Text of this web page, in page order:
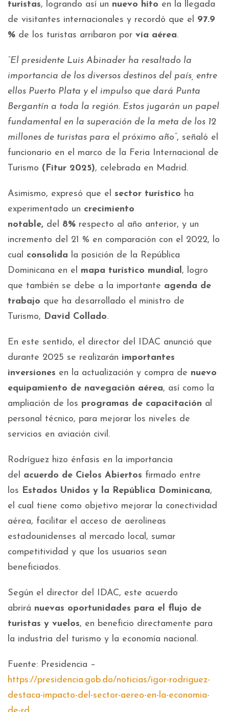
turistas, logrando así un nuevo hito en la llegada
de visitantes internacionales y recordó que el 97.9
% de los turistas arribaron por vía aérea.
“El presidente Luis Abinader ha resaltado la
importancia de los diversos destinos del país, entre
ellos Puerto Plata y el impulso que dará Punta
Bergantín a toda la región. Estos jugarán un papel
fundamental en la superación de la meta de los 12
millones de turistas para el próximo año”, señaló el
funcionario en el marco de la Feria Internacional de
Turismo (Fitur 2025), celebrada en Madrid.
Asimismo, expresó que el sector turístico ha
experimentado un crecimiento
notable, del 8% respecto al año anterior, y un
incremento del 21 % en comparación con el 2022, lo
cual consolida la posición de la República
Dominicana en el mapa turístico mundial, logro
que también se debe a la importante agenda de
trabajo que ha desarrollado el ministro de
Turismo, David Collado.
En este sentido, el director del IDAC anunció que
durante 2025 se realizarán importantes
inversiones en la actualización y compra de nuevo
equipamiento de navegación aérea, así como la
ampliación de los programas de capacitación al
personal técnico, para mejorar los niveles de
servicios en aviación civil.
Rodríguez hizo énfasis en la importancia
del acuerdo de Cielos Abiertos firmado entre
los Estados Unidos y la República Dominicana,
el cual tiene como objetivo mejorar la conectividad
aérea, facilitar el acceso de aerolíneas
estadounidenses al mercado local, sumar
competitividad y que los usuarios sean
beneficiados.
Según el director del IDAC, este acuerdo
abrirá nuevas oportunidades para el flujo de
turistas y vuelos, en beneficio directamente para
la industria del turismo y la economía nacional.
Fuente: Presidencia –
https://presidencia.gob.do/noticias/igor-rodriguez-
destaca-impacto-del-sector-aereo-en-la-economia-